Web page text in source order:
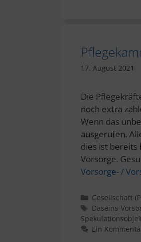
17. August 2021
Die
noch extra
Wenn das
ausgerufen.
dies ist bereits
Vorsorge.
Vorsorge- /
Kategorien
Gesellschaft
Schlagwörter
Daseins-
Ein